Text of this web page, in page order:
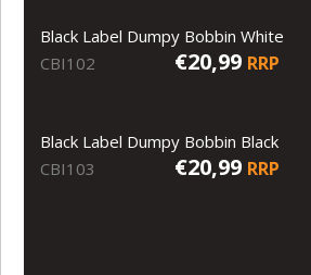
Black Label Dumpy Bobbin White
CBI102
€20,99 RRP
Black Label Dumpy Bobbin Black
CBI103
€20,99 RRP